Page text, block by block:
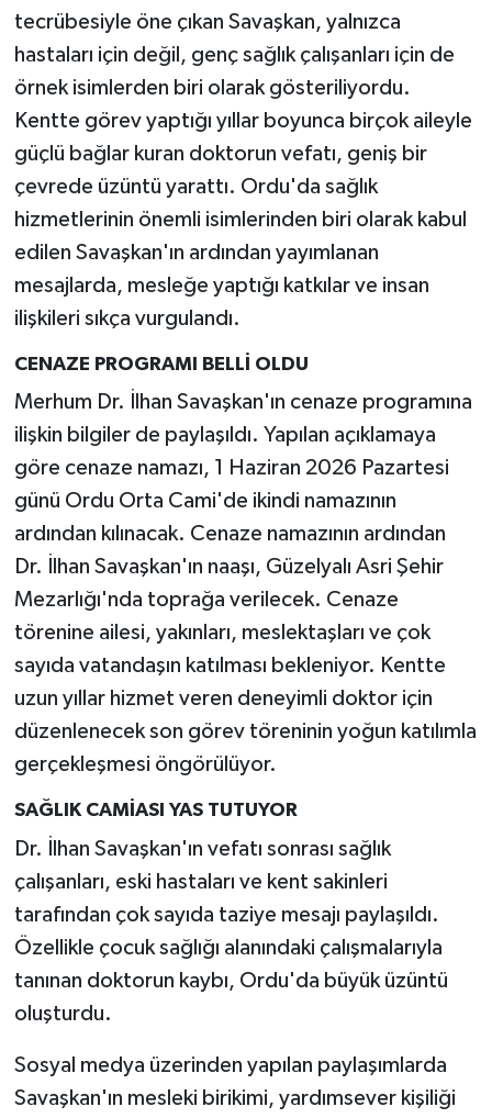
tecrübesiyle öne çıkan Savaşkan, yalnızca
hastaları için değil, genç sağlık çalışanları için de
örnek isimlerden biri olarak gösteriliyordu.
Kentte görev yaptığı yıllar boyunca birçok aileyle
güçlü bağlar kuran doktorun vefatı, geniş bir
çevrede üzüntü yarattı. Ordu'da sağlık
hizmetlerinin önemli isimlerinden biri olarak kabul
edilen Savaşkan'ın ardından yayımlanan
mesajlarda, mesleğe yaptığı katkılar ve insan
ilişkileri sıkça vurgulandı.
CENAZE PROGRAMI BELLİ OLDU
Merhum Dr. İlhan Savaşkan'ın cenaze programına
ilişkin bilgiler de paylaşıldı. Yapılan açıklamaya
göre cenaze namazı, 1 Haziran 2026 Pazartesi
günü Ordu Orta Cami'de ikindi namazının
ardından kılınacak. Cenaze namazının ardından
Dr. İlhan Savaşkan'ın naaşı, Güzelyalı Asri Şehir
Mezarlığı'nda toprağa verilecek. Cenaze
törenine ailesi, yakınları, meslektaşları ve çok
sayıda vatandaşın katılması bekleniyor. Kentte
uzun yıllar hizmet veren deneyimli doktor için
düzenlenecek son görev töreninin yoğun katılımla
gerçekleşmesi öngörülüyor.
SAĞLIK CAMİASI YAS TUTUYOR
Dr. İlhan Savaşkan'ın vefatı sonrası sağlık
çalışanları, eski hastaları ve kent sakinleri
tarafından çok sayıda taziye mesajı paylaşıldı.
Özellikle çocuk sağlığı alanındaki çalışmalarıyla
tanınan doktorun kaybı, Ordu'da büyük üzüntü
oluşturdu.
Sosyal medya üzerinden yapılan paylaşımlarda
Savaşkan'ın mesleki birikimi, yardımsever kişiliği